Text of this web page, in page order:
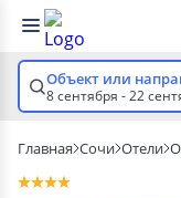
Объект или
8 сентября - 22
Главная Сочи Отели